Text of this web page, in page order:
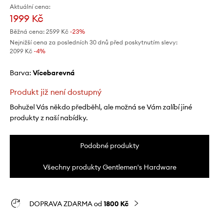
Aktuální cena:
1999 Kč
Běžná cena: 2599 Kč -23%
Nejnižší cena za posledních 30 dnů před poskytnutím slevy:
2099 Kč -4%
Barva: vícebarevná
Produkt již není dostupný
Bohužel Vás někdo předběhl, ale možná se Vám zalíbí jiné
produkty z naší nabídky.
Podobné produkty
Všechny produkty Gentlemen's Hardware
DOPRAVA ZDARMA od 1800 Kč